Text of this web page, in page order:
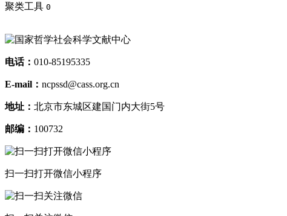
聚类工具 0
电话： 010-85195335
E-mail： ncpssd@cass.org.cn
地址： 北京市东城区建国门内大街5号
邮编： 100732
扫一扫打开微信小程序